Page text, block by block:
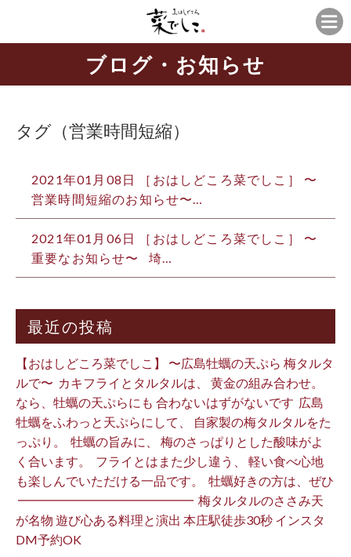
ブログ・お知らせ
タグ（営業時間短縮）
2021年01月08日 ［おはしどころ菜でしこ］ 〜
営業時間短縮のお知らせ〜 …
2021年01月06日 ［おはしどころ菜でしこ］ 〜
重要なお知らせ〜 埼…
最近の投稿
【おはしどころ菜でしこ】 〜広島牡蠣の天ぷら 梅タルタ
ルで〜 ⁡ カキフライとタルタルは、 黄金の組み合わせ。 ⁡
なら、牡蠣の天ぷらにも 合わないはずがないです ⁡ 広島
牡蠣をふわっと天ぷらにして、 自家製の梅タルタルをた
っぷり。 ⁡ 牡蠣の旨みに、 梅のさっぱりとした酸味がよ
く合います。 ⁡ フライとはまた少し違う、 軽い食べ心地
も楽しんでいただける一品です。 ⁡ 牡蠣好きの方は、ぜひ
⁡ ━━━━━━━━━━━━━━ ⁡ 梅タルタルのささみ天
が名物 遊び心ある料理と演出 本庄駅徒歩30秒 インスタ
DM予約OK ⁡